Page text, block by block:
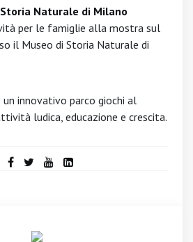
Naturale di Milano
per le famiglie alla mostra sul
il Museo di Storia Naturale di
innovativo parco giochi al
ludica, educazione e crescita.